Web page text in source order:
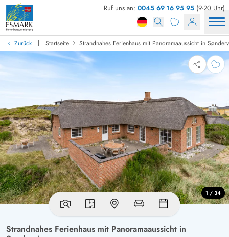
Ruf uns an: 0045 69 16 95 95 (9-20 Uhr)
Zurück | Startseite Strandnahes Ferienhaus mit Panoramaaussicht in
Strandnahes Ferienhaus mit Panoramaaussicht in
1 / 34